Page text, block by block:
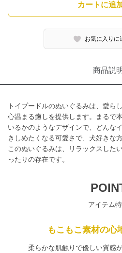
カートに追
お気に入りに
商品説
トイプードルのぬいぐるみは、愛ら
心温まる癒しを提供します。まるで
いるかのようなデザインで、どんな
きしめたくなる可愛さで、犬好きな
このぬいぐるみは、リラックスした
ったりの存在です。
アイテム
もこもこ素材の心
柔らかな肌触りで優しい質感